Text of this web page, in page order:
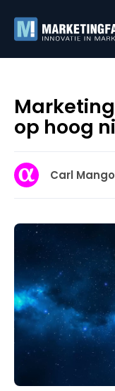
op hoog
Carl